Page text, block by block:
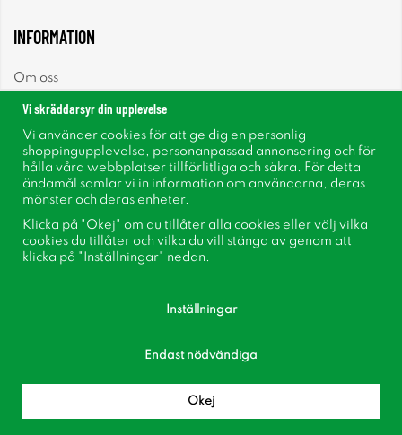
INFORMATION
Om oss
Nyhetsbrev
Om cookies
Inspiration
Bli medlem i vår kundklubb!
Vi skräddarsyr din upplevelse
Vi använder cookies för att ge dig en personlig
shoppingupplevelse, personanpassad annonsering och för
hålla våra webbplatser tillförlitliga och säkra. För detta
ändamål samlar vi in information om användarna, deras
mönster och deras enheter.
Klicka på "Okej" om du tillåter alla cookies eller välj vilka
cookies du tillåter och vilka du vill stänga av genom att
klicka på "Inställningar" nedan.
Inställningar
Endast nödvändiga
Okej